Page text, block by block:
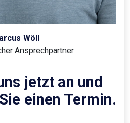
Wöll
Ansprechpartner
jetzt an und
einen Termin.